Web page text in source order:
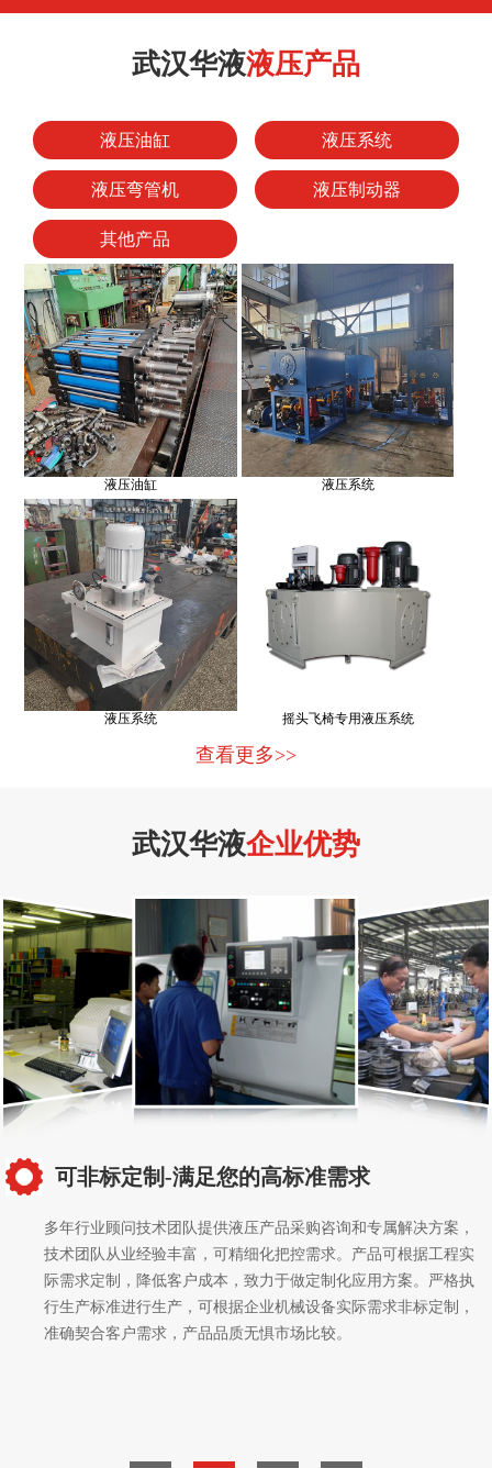
武汉华液液压产品
液压油缸 液压系统
液压弯管机 液压制动器
其他产品
液压油缸 液压系统
液压系统 摇头飞椅专用液压系统
查看更多>>
武汉华液企业优势
可非标定制-满足您的高标准需求
多年行业顾问技术团队提供液压产品采购咨询和专属解决方案，
技术团队从业经验丰富，可精细化把控需求。产品可根据工程实
际需求定制，降低客户成本，致力于做定制化应用方案。严格执
行生产标准进行生产，可根据企业机械设备实际需求非标定制，
准确契合客户需求，产品品质无惧市场比较。